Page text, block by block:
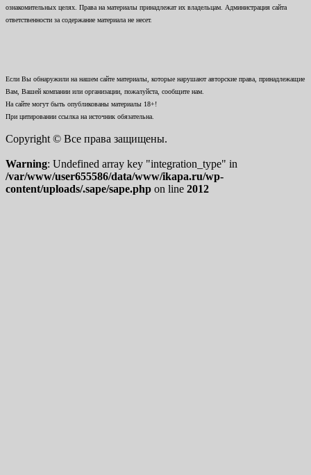
ознакомительных целях. Права на материалы принадлежат их владельцам. Администрация сайта
ответственности за содержание материала не несет.
Если Вы обнаружили на нашем сайте материалы, которые нарушают авторские права, принадлежащие
Вам, Вашей компании или организации, пожалуйста, сообщите нам.
На сайте могут быть опубликованы материалы 18+!
При цитировании ссылка на источник обязательна.
Copyright © Все права защищены.
Warning: Undefined array key "integration_type" in
/var/www/user655586/data/www/ikapa.ru/wp-
content/uploads/.sape/sape.php on line 2012